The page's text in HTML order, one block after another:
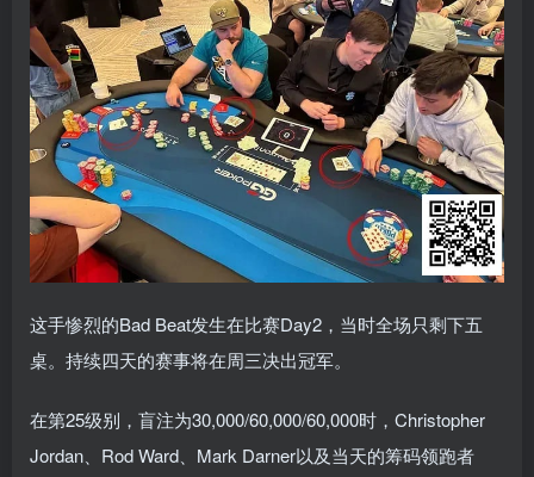
这手惨烈的Bad Beat发生在比赛Day2，当时全场只剩下五
桌。持续四天的赛事将在周三决出冠军。
在第25级别，盲注为30,000/60,000/60,000时，Christopher
Jordan、Rod Ward、Mark Darner以及当天的筹码领跑者